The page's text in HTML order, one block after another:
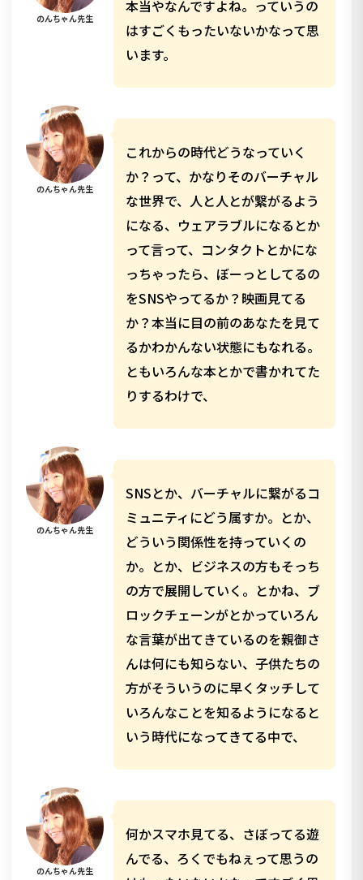
のんちゃん先生
本当やなんですよね。っていうの
はすごくもったいないかなって思
います。
のんちゃん先生
これからの時代どうなっていく
か？って、かなりそのバーチャル
な世界で、人と人とが繋がるよう
になる、ウェアラブルになるとか
って言って、コンタクトとかにな
っちゃったら、ぼーっとしてるの
をSNSやってるか？映画見てる
か？本当に目の前のあなたを見て
るかわかんない状態にもなれる。
ともいろんな本とかで書かれてた
りするわけで、
のんちゃん先生
SNSとか、バーチャルに繋がるコ
ミュニティにどう属すか。とか、
どういう関係性を持っていくの
か。とか、ビジネスの方もそっち
の方で展開していく。とかね、ブ
ロックチェーンがとかっていろん
な言葉が出てきているのを親御さ
んは何にも知らない、子供たちの
方がそういうのに早くタッチして
いろんなことを知るようになると
いう時代になってきてる中で、
のんちゃん先生
何かスマホ見てる、さぼってる遊
んでる、ろくでもねぇって思うの